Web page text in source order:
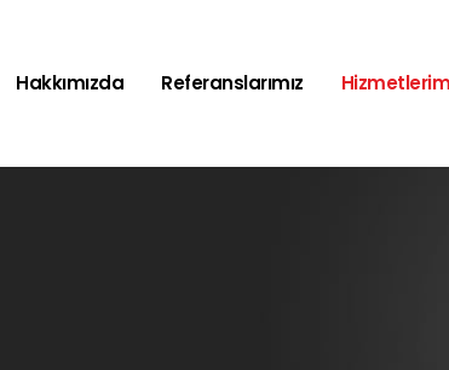
Hakkımızda Referanslarımız